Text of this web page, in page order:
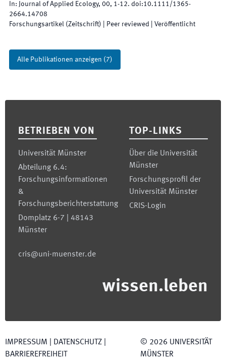
In: Journal of Applied Ecology, 00, 1-12. doi:10.1111/1365-
2664.14708
Forschungsartikel (Zeitschrift) | Peer reviewed Veröffentlicht
Alle Publikationen anzeigen (7)
BETRIEBEN VON
Universität Münster
Abteilung 6.4:
Forschungsinformationen
&
Forschungsberichterstattung
Domplatz 6-7 | 48143
Münster
cris@uni-muenster.de
TOP-LINKS
Über die Universität
Münster
Forschungsprofil der
Universität Münster
CRIS-Login
wissen.leben
IMPRESSUM DATENSCHUTZ
BARRIEREFREIHEIT
© 2026 UNIVERSITÄT
MÜNSTER